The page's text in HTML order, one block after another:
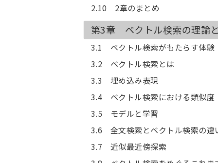
2.10 2章のまとめ
第3章 ベクトル検索の理論
3.1 ベクトル検索がもたらす体験
3.2 ベクトル検索とは
3.3 埋め込み表現
3.4 ベクトル検索における類似度
3.5 モデルと学習
3.6 全文検索とベクトル検索の違
3.7 近似最近傍探索